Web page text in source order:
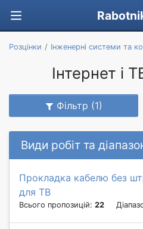
Розцінки Інженерні системи та
Інтернет і
Фільтр (1)
Види робіт та
Прокладка кабелю без
для ТВ
Всього пропозицій: 22